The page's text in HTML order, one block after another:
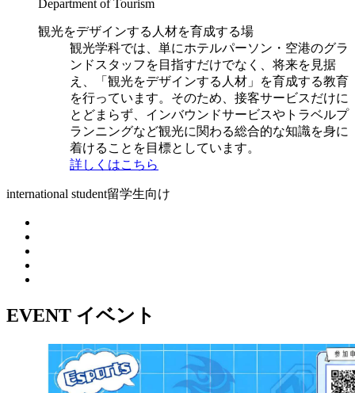
Department of Tourism
観光をデザインする人材を育成する場
観光学科では、単にホテルパーソン・空港のグラ
ンドスタッフを目指すだけでなく、将来を見据
え、「観光をデザインする人材」を育成する教育
を行っています。そのため、接客サービスだけに
とどまらず、インバウンドサービスやトラベルプ
ランニングなど観光に関わる総合的な知識を身に
着けることを目標としています。
詳しくはこちら
international student留学生向け
EVENT イベント